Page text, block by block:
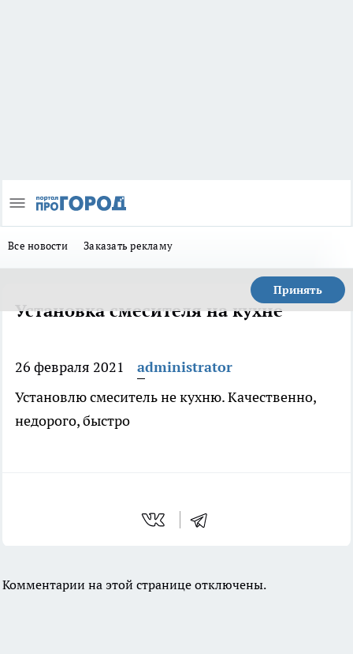
Все новости Заказать рекламу
Принять
Установка смесителя на кухне
26 февраля 2021
administrator
Установлю смеситель не кухню. Качественно,
недорого, быстро
Комментарии на этой странице отключены.